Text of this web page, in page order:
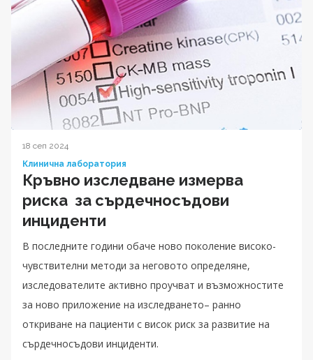
18 сеп 2024
Клинична лаборатория
Кръвно изследване измерва
риска за сърдечносъдови
инциденти
В последните години обаче ново поколение високо-
чувствителни методи за неговото определяне,
изследователите активно проучват и възможностите
за ново приложение на изследването– ранно
откриване на пациенти с висок риск за развитие на
сърдечносъдови инциденти.